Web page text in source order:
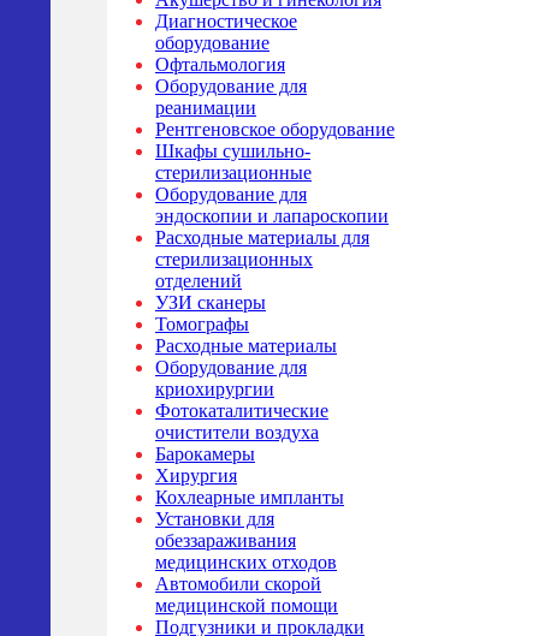
Диагностическое
оборудование
Офтальмология
Оборудование для
реанимации
Рентгеновское оборудование
Шкафы сушильно-
стерилизационные
Оборудование для
эндоскопии и лапароскопии
Расходные материалы для
стерилизационных
отделений
УЗИ сканеры
Томографы
Расходные материалы
Оборудование для
криохирургии
Фотокаталитические
очистители воздуха
Барокамеры
Хирургия
Кохлеарные импланты
Установки для
обеззараживания
медицинских отходов
Автомобили скорой
медицинской помощи
Подгузники и прокладки